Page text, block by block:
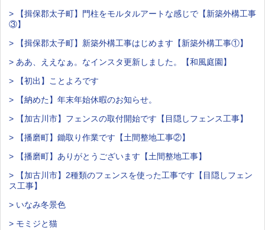
> 【揖保郡太子町】門柱をモルタルアートな感じで【新築外構工事
③】
> 【揖保郡太子町】新築外構工事はじめます【新築外構工事①】
> ああ、ええなぁ。なインスタ更新しました。【和風庭園】
> 【初出】ことよろです
> 【納めた】年末年始休暇のお知らせ。
> 【加古川市】フェンスの取付開始です【目隠しフェンス工事】
> 【播磨町】鋤取り作業です【土間整地工事②】
> 【播磨町】ありがとうございます【土間整地工事】
> 【加古川市】2種類のフェンスを使った工事です【目隠しフェン
ス工事】
> いなみ冬景色
> モミジと猫